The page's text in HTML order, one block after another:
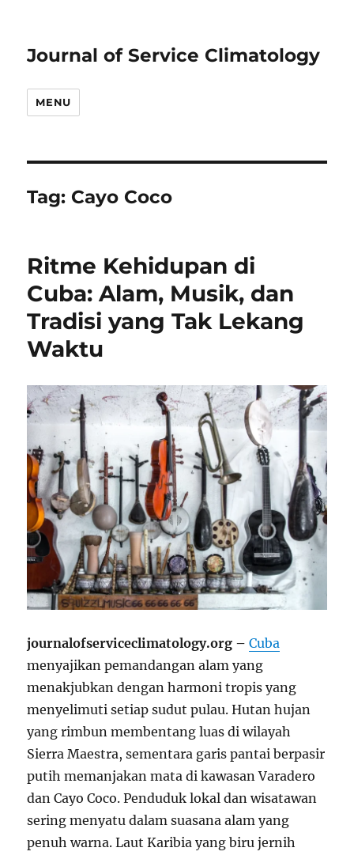
Journal of Service Climatology
MENU
Tag: Cayo Coco
Ritme Kehidupan di
Cuba: Alam, Musik, dan
Tradisi yang Tak Lekang
Waktu
journalofserviceclimatology.org – Cuba
menyajikan pemandangan alam yang
menakjubkan dengan harmoni tropis yang
menyelimuti setiap sudut pulau. Hutan hujan
yang rimbun membentang luas di wilayah
Sierra Maestra, sementara garis pantai berpasir
putih memanjakan mata di kawasan Varadero
dan Cayo Coco. Penduduk lokal dan wisatawan
sering menyatu dalam suasana alam yang
penuh warna. Laut Karibia yang biru jernih